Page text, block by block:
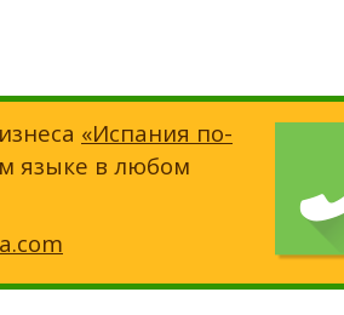
«Испания по-
языке в любом